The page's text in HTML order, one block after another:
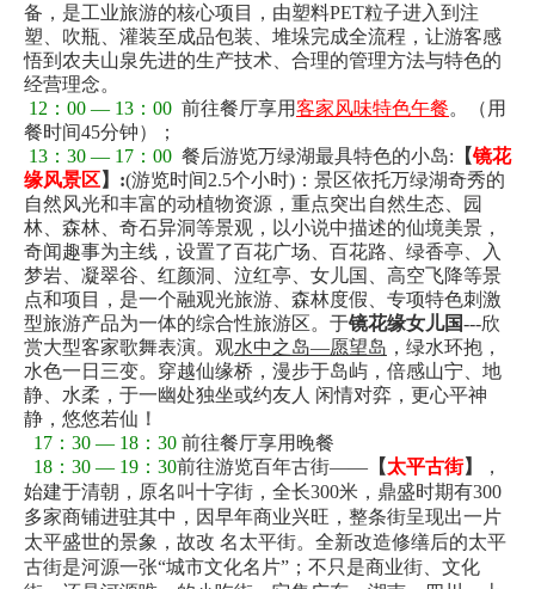
备，是工业旅游的核心项目，由塑料PET粒子进入到注
塑、吹瓶、灌装至成品包装、堆垛完成全流程，让游客感
悟到农夫山泉先进的生产技术、合理的管理方法与特色的
经营理念。
12：00 — 13：00 前往餐厅享用客家风味特色午餐。（用
餐时间45分钟）；
13：30 — 17：00 餐后游览万绿湖最具特色的小岛: 【镜花
缘风景区】 :(游览时间2.5个小时) ：景区依托万绿湖奇秀的
自然风光和丰富的动植物资源，重点突出自然生态、园
林、森林、奇石异洞等景观，以小说中描述的仙境美景，
奇闻趣事为主线，设置了百花广场、百花路、绿香亭、入
梦岩、凝翠谷、红颜洞、泣红亭、女儿国、高空飞降等景
点和项目，是一个融观光旅游、森林度假、专项特色刺激
型旅游产品为一体的综合性旅游区。于镜花缘女儿国---欣
赏大型客家歌舞表演。观水中之岛—愿望岛 ，绿水环抱，
水色一日三变。穿越仙缘桥，漫步于岛屿，倍感山宁、地
静、水柔，于一幽处独坐或约友人 闲情对弈，更心平神
静，悠悠若仙 ！
17：30 — 18：30 前往餐厅享用晚餐
18：30 — 19：30前往游览百年古街—— 【太平古街】
，
始建于清朝，原名叫十字街，全长300米，鼎盛时期有300
多家商铺进驻其中，因早年商业兴旺，整条街呈现出一片
太平盛世的景象，故改 名太平街。全新改造修缮后的太平
古街是河源一张“城市文化名片”；不只是商业街、文化